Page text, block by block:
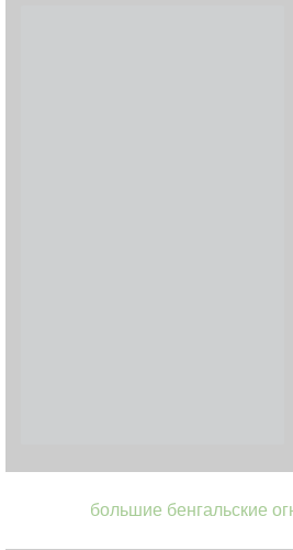
большие бенгальские